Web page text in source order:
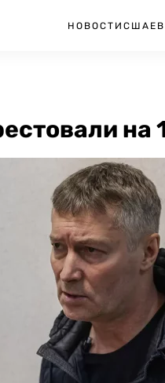
НОВОСТИ США
на